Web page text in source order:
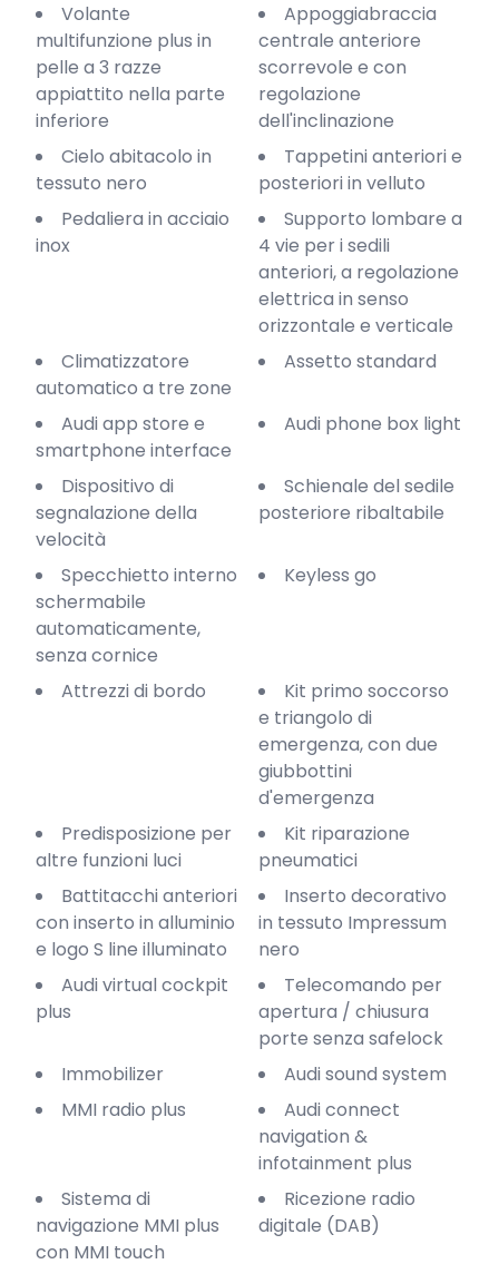
Volante
multifunzione plus in
pelle a 3 razze
appiattito nella parte
inferiore
Appoggiabraccia
centrale anteriore
scorrevole e con
regolazione
dell'inclinazione
Cielo abitacolo in
tessuto nero
Tappetini anteriori e
posteriori in velluto
Pedaliera in acciaio
inox
Supporto lombare a
4 vie per i sedili
anteriori, a regolazione
elettrica in senso
orizzontale e verticale
Climatizzatore
automatico a tre zone
Assetto standard
Audi app store e
smartphone interface
Audi phone box light
Dispositivo di
segnalazione della
velocità
Schienale del sedile
posteriore ribaltabile
Specchietto interno
schermabile
automaticamente,
senza cornice
Keyless go
Attrezzi di bordo
Kit primo soccorso
e triangolo di
emergenza, con due
giubbottini
d'emergenza
Predisposizione per
altre funzioni luci
Kit riparazione
pneumatici
Battitacchi anteriori
con inserto in alluminio
e logo S line illuminato
Inserto decorativo
in tessuto Impressum
nero
Audi virtual cockpit
plus
Telecomando per
apertura / chiusura
porte senza safelock
Immobilizer
Audi sound system
MMI radio plus
Audi connect
navigation &
infotainment plus
Sistema di
navigazione MMI plus
con MMI touch
Ricezione radio
digitale (DAB)